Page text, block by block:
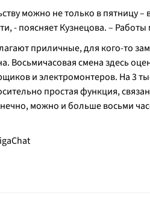
можно не только в пятницу
- поясняет Кузнецова. – Работы
приличные, для кого-то
Восьмичасовая смена здесь
и электромонтеров. На 3
простая функция,
можно и больше восьми